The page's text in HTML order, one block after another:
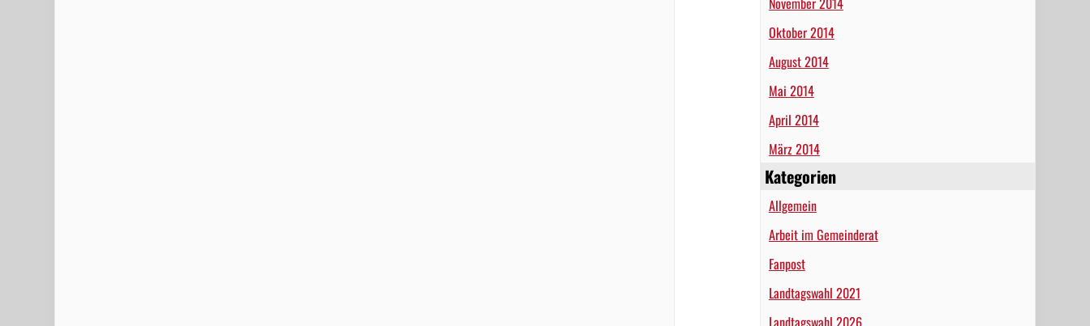
Oktober 2014
August 2014
Mai 2014
April 2014
März 2014
Kategorien
Allgemein
Arbeit im Gemeinderat
Fanpost
Landtagswahl 2021
Landtagswahl 2026